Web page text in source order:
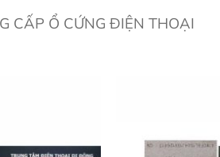
CẤP Ổ CỨNG ĐIỆN THOẠI